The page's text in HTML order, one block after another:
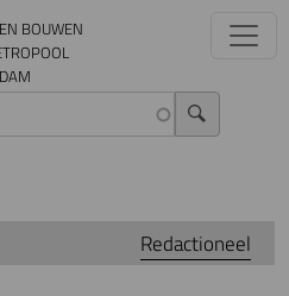
BOUWEN
Redactioneel